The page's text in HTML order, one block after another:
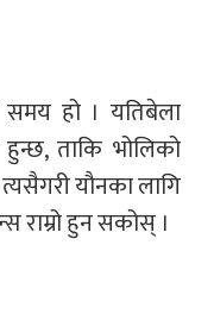
समय हो । यतिबेला
हुन्छ, ताकि भोलिको
यौनका लागि
राम्रो हुन सकोस् ।